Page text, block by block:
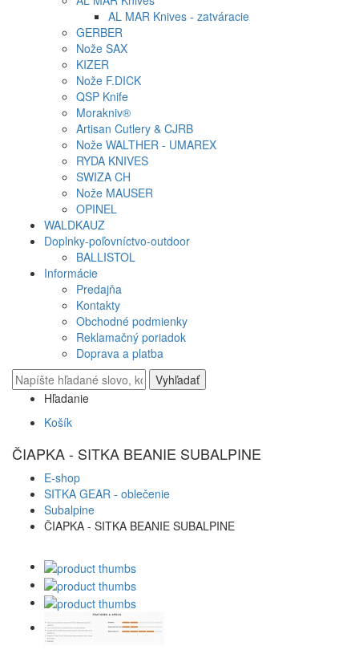
AL MAR Knives - zatváracie
GERBER
Nože SAX
KIZER
Nože F.DICK
QSP Knife
Morakniv®
Artisan Cutlery & CJRB
Nože WALTHER - UMAREX
RYDA KNIVES
SWIZA CH
Nože MAUSER
OPINEL
WALDKAUZ
Doplnky-poľovníctvo-outdoor
BALLISTOL
Informácie
Predajňa
Kontakty
Obchodné podmienky
Reklamačný poriadok
Doprava a platba
Vyhľadať
Hľadanie
Košík
ČIAPKA - SITKA BEANIE SUBALPINE
E-shop
SITKA GEAR - oblečenie
Subalpine
ČIAPKA - SITKA BEANIE SUBALPINE